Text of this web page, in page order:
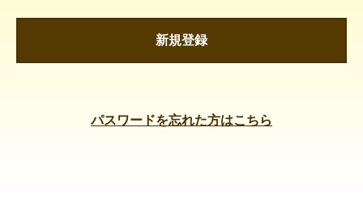
新規登録
パスワードを忘れた方はこちら